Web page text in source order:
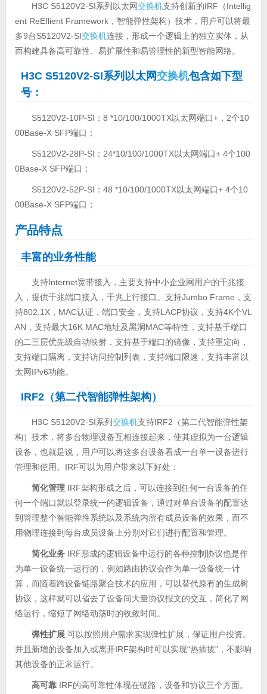
H3C S5120V2-SI系列以太网交换机支持创新的IRF（Intellig
ent ReEIlient Framework，智能弹性架构）技术，用户可以将最
多9台S5120V2-SI交换机连接，形成一个逻辑上的独立实体，从
而构建具备高可靠性、易扩展性和易管理性的新型智能网络。
H3C S5120V2-SI系列以太网交换机包含如下型
号：
S5120V2-10P-SI：8 *10/100/1000TX以太网端口+，2个10
00Base-X SFP端口；
S5120V2-28P-SI：24*10/100/1000TX以太网端口+ 4个100
0Base-X SFP端口；
S5120V2-52P-SI：48 *10/100/1000TX以太网端口+ 4个10
00Base-X SFP端口；
产品特点
丰富的业务性能
支持Internet宽带接入，主要支持中小企业网用户的千兆接
入，提供千兆端口接入，千兆上行接口。支持Jumbo Frame，支
持802.1X，MAC认证，端口安全，支持LACP协议，支持4K个VL
AN，支持最大16K MAC地址及黑洞MAC等特性，支持基于端口
的二三层优先级自动映射，支持基于端口的镜像，支持重定向，
支持端口隔离，支持访问控制列表，支持端口限速，支持丰富以
太网IPv6功能。
IRF2（第二代智能弹性架构）
H3C S5120V2-SI系列交换机支持IRF2（第二代智能弹性架
构）技术，将多台物理设备互相连接起来，使其虚拟为一台逻辑
设备，也就是说，用户可以将这多台设备看成一台单一设备进行
管理和使用。IRF可以为用户带来以下好处：
简化管理IRF架构形成之后，可以连接到任何一台设备的任
何一个端口就以登录统一的逻辑设备，通过对单台设备的配置达
到管理整个智能弹性系统以及系统内所有成员设备的效果，而不
用物理连接到每台成员设备上分别对它们进行配置和管理。
简化业务IRF形成的逻辑设备中运行的各种控制协议也是作
为单一设备统一运行的，例如路由协议会作为单一设备统一计
算，而随着跨设备链路聚合技术的应用，可以替代原有的生成树
协议，这样就可以省去了设备间大量协议报文的交互，简化了网
络运行，缩短了网络动荡时的收敛时间。
弹性扩展可以按照用户需求实现弹性扩展，保证用户投资。
并且新增的设备加入或离开IRF架构时可以实现“热插拔”，不影响
其他设备的正常运行。
高可靠IRF的高可靠性体现在链路，设备和协议三个方面。